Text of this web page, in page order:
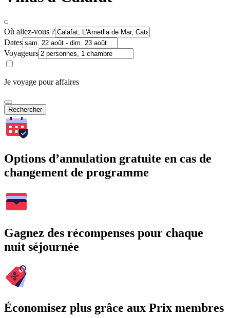
Où allez-vous ?
Dates
Voyageurs
Je voyage pour affaires
Rechercher
Options d’annulation gratuite en cas de
changement de programme
Gagnez des récompenses pour chaque
nuit séjournée
Économisez plus grâce aux Prix membres